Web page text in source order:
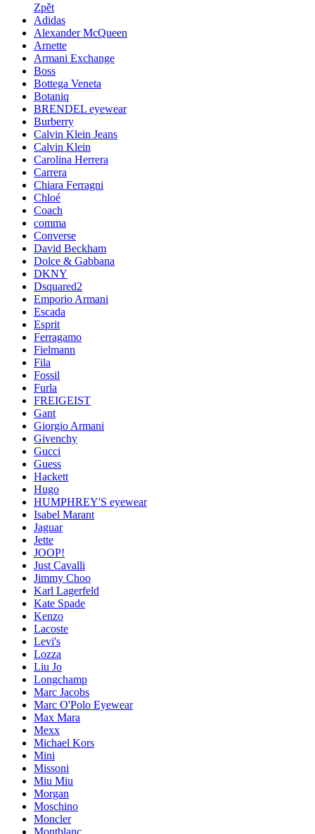
Zpět
Adidas
Alexander McQueen
Arnette
Armani Exchange
Boss
Bottega Veneta
Botaniq
BRENDEL eyewear
Burberry
Calvin Klein Jeans
Calvin Klein
Carolina Herrera
Carrera
Chiara Ferragni
Chloé
Coach
comma
Converse
David Beckham
Dolce & Gabbana
DKNY
Dsquared2
Emporio Armani
Escada
Esprit
Ferragamo
Fielmann
Fila
Fossil
Furla
FREIGEIST
Gant
Giorgio Armani
Givenchy
Gucci
Guess
Hackett
Hugo
HUMPHREY'S eyewear
Isabel Marant
Jaguar
Jette
JOOP!
Just Cavalli
Jimmy Choo
Karl Lagerfeld
Kate Spade
Kenzo
Lacoste
Levi's
Lozza
Liu Jo
Longchamp
Marc Jacobs
Marc O'Polo Eyewear
Max Mara
Mexx
Michael Kors
Mini
Missoni
Miu Miu
Morgan
Moschino
Moncler
Montblanc